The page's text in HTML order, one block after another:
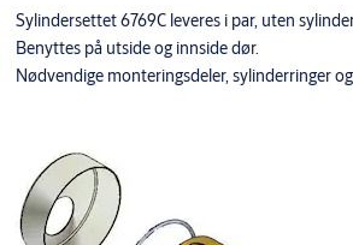
Sylindersettet 6769C leveres i par, uten
Benyttes på utside og innside dør.
Nødvendige monteringsdeler, sylinderringer